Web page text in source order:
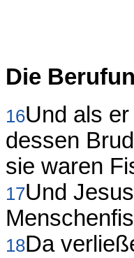
Die
16Und als
dessen
sie waren
17Und
18Da